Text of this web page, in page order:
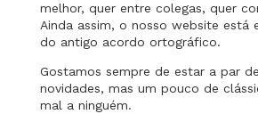
melhor, quer entre colegas, quer
Ainda assim, o nosso website está
do antigo acordo ortográfico.
Gostamos sempre de estar a par
novidades, mas um pouco de
mal a ninguém.